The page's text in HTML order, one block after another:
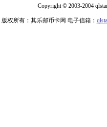
Copyright © 2003-2004
版权所有：其乐邮币卡网 电子信箱：